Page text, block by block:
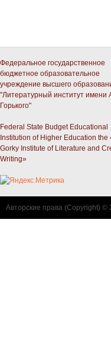
Федеральное государственное
бюджетное образовательное
учреждение высшего
"Литературный институт имени
Горького"
Federal State Budget Educational
Institution of Higher Education the
Gorky Institute of Literature and
Writing»
Авторские права (Copyright) ©